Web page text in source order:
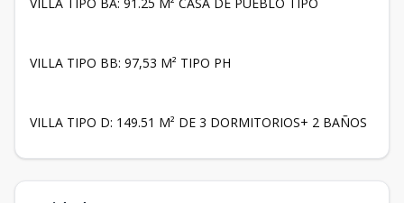
VILLA TIPO BB: 97,53 M² TIPO PH
VILLA TIPO D: 149.51 M² DE 3 DORMITORIOS+ 2 BAÑOS